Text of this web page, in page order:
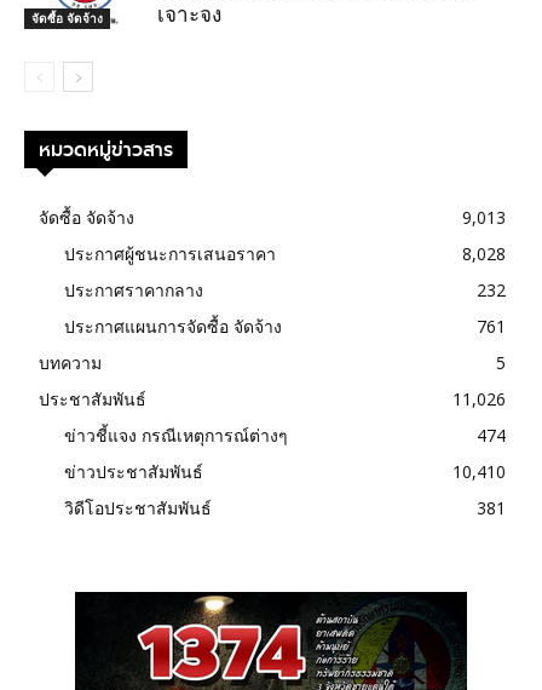
จัดซื้อ จัดจ้าง
เจาะจง
หมวดหมู่ข่าวสาร
จัดซื้อ จัดจ้าง
9,013
ประกาศผู้ชนะการเสนอราคา
8,028
ประกาศราคากลาง
232
ประกาศแผนการจัดซื้อ จัดจ้าง
761
บทความ
5
ประชาสัมพันธ์
11,026
ข่าวชี้แจง กรณีเหตุการณ์ต่างๆ
474
ข่าวประชาสัมพันธ์
10,410
วิดีโอประชาสัมพันธ์
381